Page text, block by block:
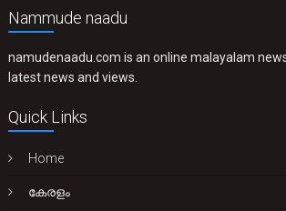
Nammude naadu
namudenaadu.com is an online malayalam
latest news and views.
Quick Links
Home
കേരളം